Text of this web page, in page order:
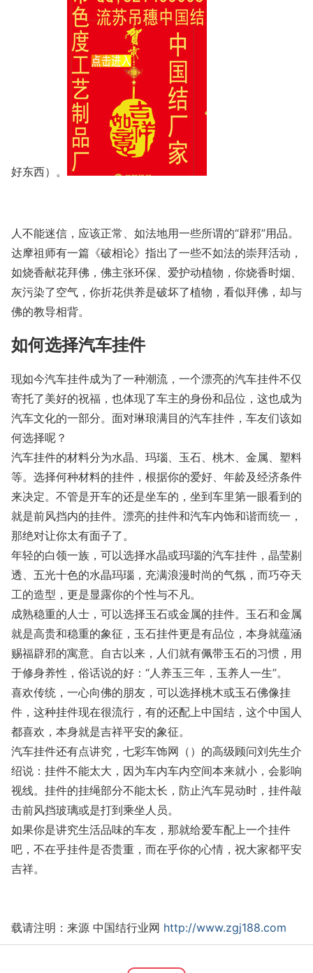
好东西）。
人不能迷信，应该正常、如法地用一些所谓的“辟邪”用品。
达摩祖师有一篇《破相论》指出了一些不如法的崇拜活动，
如烧香献花拜佛，佛主张环保、爱护动植物，你烧香时烟、
灰污染了空气，你折花供养是破坏了植物，看似拜佛，却与
佛的教导相背。
如何选择汽车挂件
现如今汽车挂件成为了一种潮流，一个漂亮的汽车挂件不仅
寄托了美好的祝福，也体现了车主的身份和品位，这也成为
汽车文化的一部分。面对琳琅满目的汽车挂件，车友们该如
何选择呢？
汽车挂件的材料分为水晶、玛瑙、玉石、桃木、金属、塑料
等。选择何种材料的挂件，根据你的爱好、年龄及经济条件
来决定。不管是开车的还是坐车的，坐到车里第一眼看到的
就是前风挡内的挂件。漂亮的挂件和汽车内饰和谐而统一，
那绝对让你太有面子了。
年轻的白领一族，可以选择水晶或玛瑙的汽车挂件，晶莹剔
透、五光十色的水晶玛瑙，充满浪漫时尚的气氛，而巧夺天
工的造型，更是显露你的个性与不凡。
成熟稳重的人士，可以选择玉石或金属的挂件。玉石和金属
就是高贵和稳重的象征，玉石挂件更是有品位，本身就蕴涵
赐福辟邪的寓意。自古以来，人们就有佩带玉石的习惯，用
于修身养性，俗话说的好：“人养玉三年，玉养人一生”。
喜欢传统，一心向佛的朋友，可以选择桃木或玉石佛像挂
件，这种挂件现在很流行，有的还配上中国结，这个中国人
都喜欢，本身就是吉祥平安的象征。
汽车挂件还有点讲究，七彩车饰网（）的高级顾问刘先生介
绍说：挂件不能太大，因为车内车内空间本来就小，会影响
视线。挂件的挂绳部分不能太长，防止汽车晃动时，挂件敲
击前风挡玻璃或是打到乘坐人员。
如果你是讲究生活品味的车友，那就给爱车配上一个挂件
吧，不在乎挂件是否贵重，而在乎你的心情，祝大家都平安
吉祥。
载请注明：来源 中国结行业网 http://www.zgj188.com